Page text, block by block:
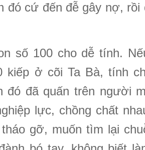
đó cứ đến đễ gây nợ,
số 100 cho dễ tính.
kiếp ở cõi Ta Bà, tính
đó đã quấn trên người
lực, chồng chất
gỡ, muốn tìm lại